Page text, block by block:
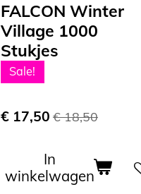
FALCON Winter
Village 1000
Stukjes
Sale!
€ 17,50 € 18,50
In
winkelwagen